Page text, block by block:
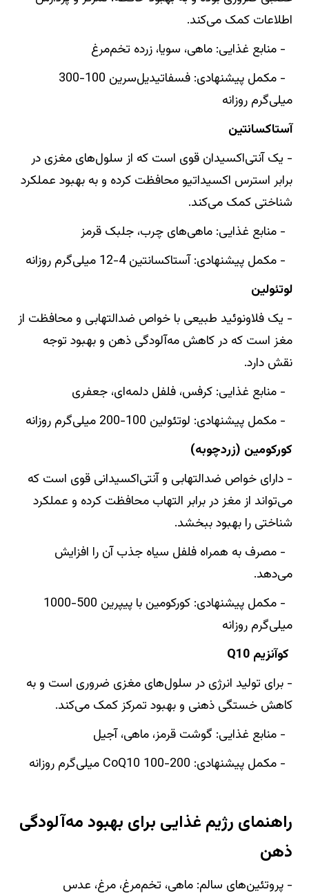
اطلاعات کمک می‌کند.
- منابع غذایی: ماهی، سویا، زرده تخم‌مرغ
- مکمل پیشنهادی: فسفاتیدیل‌سرین 100-300
میلی‌گرم روزانه
آستاکسانتین
- یک آنتی‌اکسیدان قوی است که از سلول‌های مغزی در
برابر استرس اکسیداتیو محافظت کرده و به بهبود عملکرد
شناختی کمک می‌کند.
- منابع غذایی: ماهی‌های چرب، جلبک قرمز
- مکمل پیشنهادی: آستاکسانتین 4-12 میلی‌گرم روزانه
لوتئولین
- یک فلاونوئید طبیعی با خواص ضدالتهابی و محافظت از
مغز است که در کاهش مه‌آلودگی ذهن و بهبود توجه
نقش دارد.
- منابع غذایی: کرفس، فلفل دلمه‌ای، جعفری
- مکمل پیشنهادی: لوتئولین 100-200 میلی‌گرم روزانه
کورکومین (زردچوبه)
- دارای خواص ضدالتهابی و آنتی‌اکسیدانی قوی است که
می‌تواند از مغز در برابر التهاب محافظت کرده و عملکرد
شناختی را بهبود ببخشد.
- مصرف به همراه فلفل سیاه جذب آن را افزایش
می‌دهد.
- مکمل پیشنهادی: کورکومین با پیپرین 500-1000
میلی‌گرم روزانه
کوآنزیم Q10
- برای تولید انرژی در سلول‌های مغزی ضروری است و به
کاهش خستگی ذهنی و بهبود تمرکز کمک می‌کند.
- منابع غذایی: گوشت قرمز، ماهی، آجیل
- مکمل پیشنهادی: CoQ10 100-200 میلی‌گرم روزانه
راهنمای رژیم غذایی برای بهبود مه‌آلودگی
ذهن
- پروتئین‌های سالم: ماهی، تخم‌مرغ، مرغ، عدس